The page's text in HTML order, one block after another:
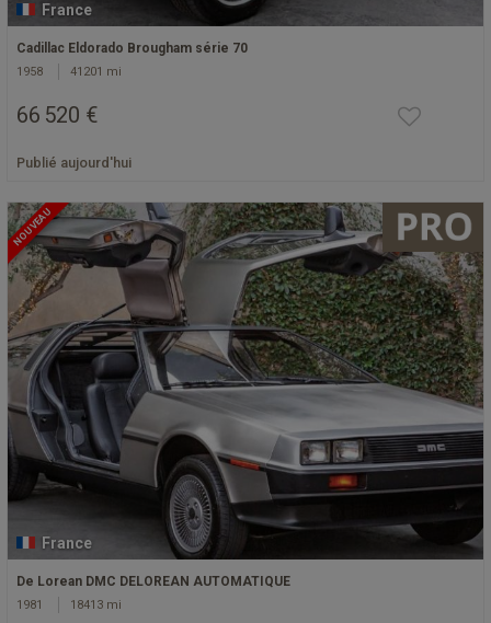
France
Cadillac Eldorado Brougham série 70
1958 41201 mi
66 520 €
Publié aujourd'hui
NOUVEAU
France
De Lorean DMC DELOREAN AUTOMATIQUE
1981 18413 mi